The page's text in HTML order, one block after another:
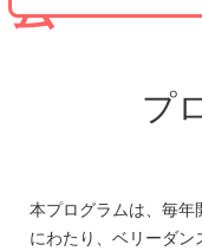
プ
本プログラムは、毎
にわたり、ベリーダ